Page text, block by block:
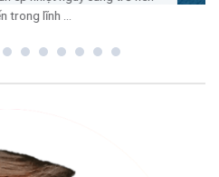
trong lĩnh ...